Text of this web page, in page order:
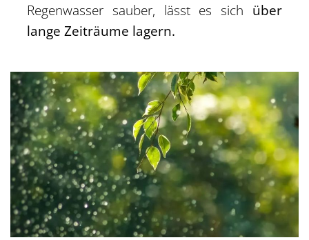
Regenwasser sauber, lässt es sich über
lange Zeiträume lagern.